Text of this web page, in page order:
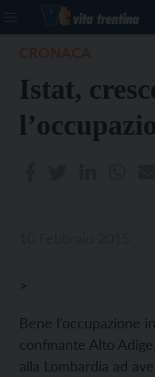
Istat,
>
Bene l’occupazione
confinante Alto
alla Lombardia ad